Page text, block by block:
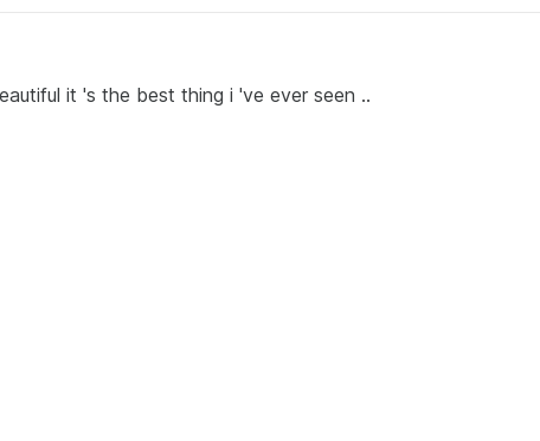
it 's the best thing i 've ever seen ..